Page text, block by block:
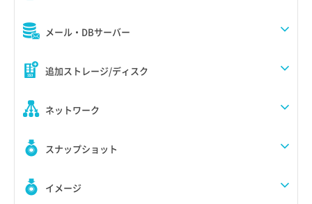
メール・DBサーバー
追加ストレージ/ディスク
ネットワーク
スナップショット
イメージ